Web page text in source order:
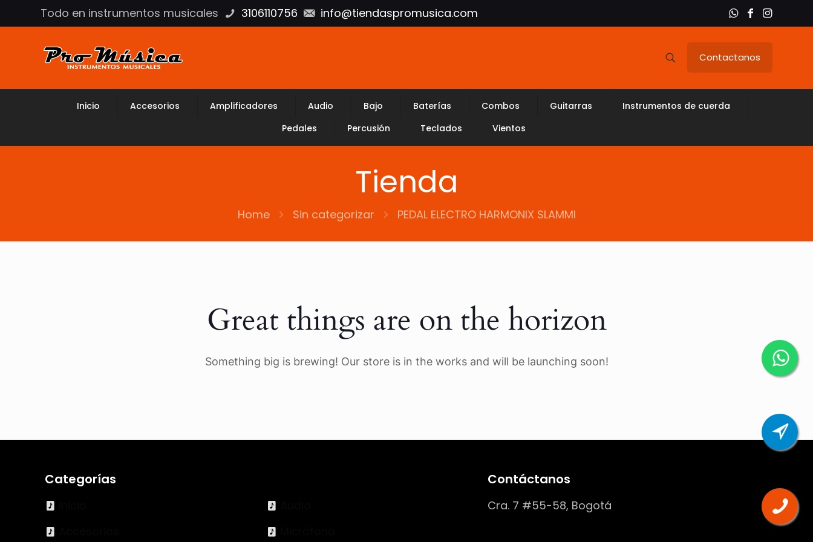
Todo en instrumentos musicales 3106110756 info@tiendaspromusica.com
Contactanos
Inicio Accesorios Amplificadores Audio Bajo Baterías Combos Guitarras
Instrumentos de cuerda
Pedales
Percusión Teclados Vientos
Tienda
Home Sin categorizar PEDAL ELECTRO HARMONIX SLAMMI
Great things are on the horizon
Something big is brewing! Our store is in the works and will be launching soon!
Categorías Contáctanos
Cra. 7 #55-58, Bogotá